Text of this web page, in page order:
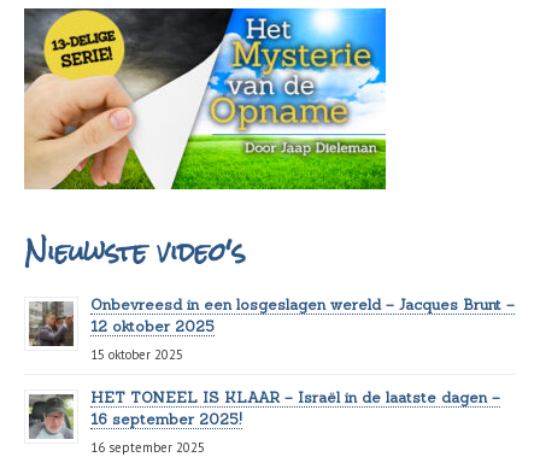
Nieuwste video's
Onbevreesd in een losgeslagen wereld – Jacques Brunt –
12 oktober 2025
15 oktober 2025
HET TONEEL IS KLAAR – Israël in de laatste dagen –
16 september 2025!
16 september 2025